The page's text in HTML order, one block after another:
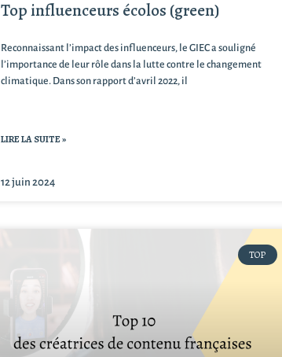
Top influenceurs écolos (green)
Reconnaissant l’impact des influenceurs, le GIEC a souligné
l’importance de leur rôle dans la lutte contre le changement
climatique. Dans son rapport d’avril 2022, il
LIRE LA SUITE »
12 juin 2024
TOP